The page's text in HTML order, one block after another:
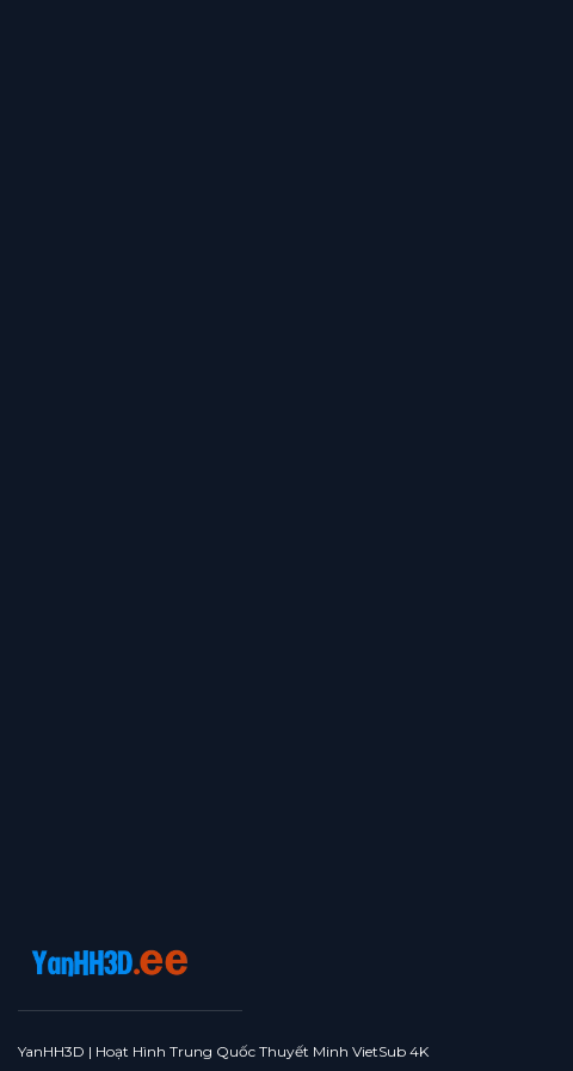
YanHH3D | Hoạt Hình Trung Quốc Thuyết Minh VietSub 4K